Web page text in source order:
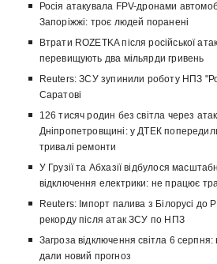
Росія атакувала FPV-дронами
Запоріжжі: троє людей поранені
Втрати ROZETKA після російської
перевищують два мільярди гривень
Reuters: ЗСУ зупинили роботу НПЗ
Саратові
126 тисяч родин без світла через
Дніпропетровщині: у ДТЕК
тривалі ремонти
У Грузії та Абхазії відбулося
відключення електрики: не працює
Reuters: Імпорт палива з Білорусі до
рекорду після атак ЗСУ по НПЗ
Загроза відключення світла 6 серпня:
дали новий прогноз